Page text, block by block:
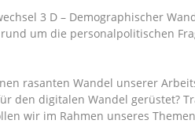
3 D – Demographischer
um die personalpolitischen
rasanten Wandel unserer
den digitalen Wandel gerüstet?
wir im Rahmen unseres